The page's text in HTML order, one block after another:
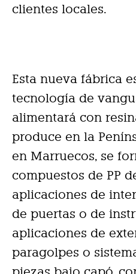
clientes locales.
Esta nueva fábrica
tecnología de
alimentará con
produce en la
en Marruecos, se
compuestos de PP
aplicaciones de
de puertas o de
aplicaciones de
paragolpes o